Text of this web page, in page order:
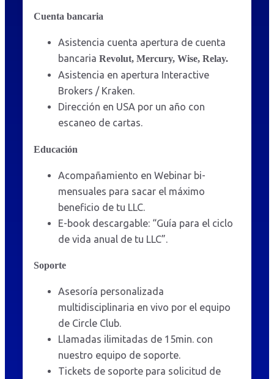
Cuenta bancaria
Asistencia cuenta apertura de cuenta
bancariaRevolut, Mercury, Wise, Relay.
Asistencia en apertura Interactive
Brokers / Kraken.
Dirección en USA por un año con
escaneo de cartas.
Educación
Acompañamiento en Webinar bi-
mensuales para sacar el máximo
beneficio de tu LLC.
E-book descargable: “Guía para el ciclo
de vida anual de tu LLC”.
Soporte
Asesoría personalizada
multidisciplinaria en vivo por el equipo
de Circle Club.
Llamadas ilimitadas de 15min. con
nuestro equipo de soporte.
Tickets de soporte para solicitud de